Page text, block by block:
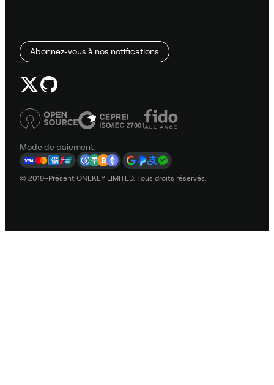
Abonnez-vous à nos notifications
Mode de paiement
© 2019–Présent ONEKEY LIMITED. Tous droits réservés.